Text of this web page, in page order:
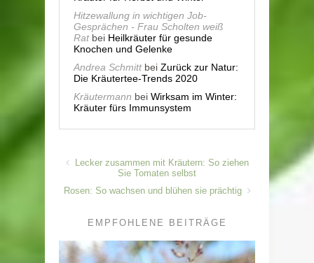
Hitzewallung in wichtigen Job-
Gesprächen - Frau Scholten weiß
Ratbei Heilkräuter für gesunde
Knochen und Gelenke
Andrea Schmittbei Zurück zur Natur:
Die Kräutertee-Trends 2020
Kräutermann bei Wirksam im Winter:
Kräuter fürs Immunsystem
Lecker zusammen mit Kräutern: So ziehen
Sie Tomaten selbst
Rosen: So wachsen und blühen sie prächtig
EMPFOHLENE BEITRÄGE